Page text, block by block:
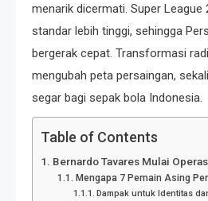
menarik dicermati. Super
standar lebih tinggi, sehingga
bergerak cepat. Transformasi
mengubah peta persaingan,
segar bagi sepak bola Indonesia.
Table of Contents
Bernardo Tavares Mulai
Mengapa 7 Pemain Asing
Dampak untuk Identitas